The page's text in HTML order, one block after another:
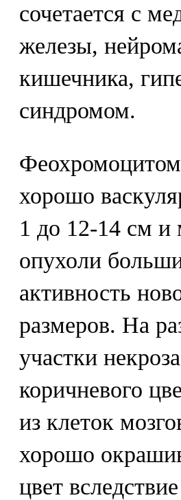
сочетается с
железы,
кишечника,
синдромом.
хорошо
1 до 12-14 см и
опухоли
активность
размеров. На
участки
коричневого
из клеток
хорошо
цвет